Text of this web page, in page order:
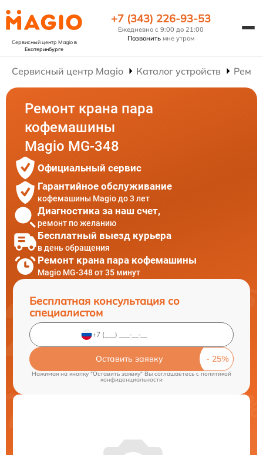
Сервисный центр Magioв
Екатеринбурге
+7 (343) 226-93-53
Ежедневно с 9:00 до 21:00
Позвонить мне утром
Сервисный центр Magio Каталог устройств
Ремонт крана пара
кофемашины
Magio MG-348
Официальный сервис
Гарантийное обслуживание
кофемашины Magio до 3 лет
Диагностика за наш счет,
ремонт по желанию
Бесплатный выезд курьера
в день обращения
Ремонт крана пара кофемашины
Magio MG-348 от 35 минут
Бесплатная консультация со
специалистом
Оставить заявку
Нажимая на кнопку "Оставить заявку" Вы соглашаетесь cполитикой
конфиденциальности